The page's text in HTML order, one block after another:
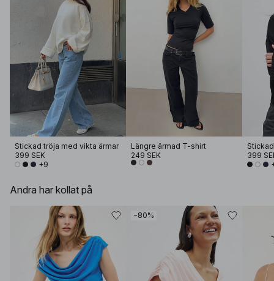
Stickad tröja med vikta ärmar
399 SEK
+9
Längre ärmad T-shirt
249 SEK
399
Andra har kollat på
−80%